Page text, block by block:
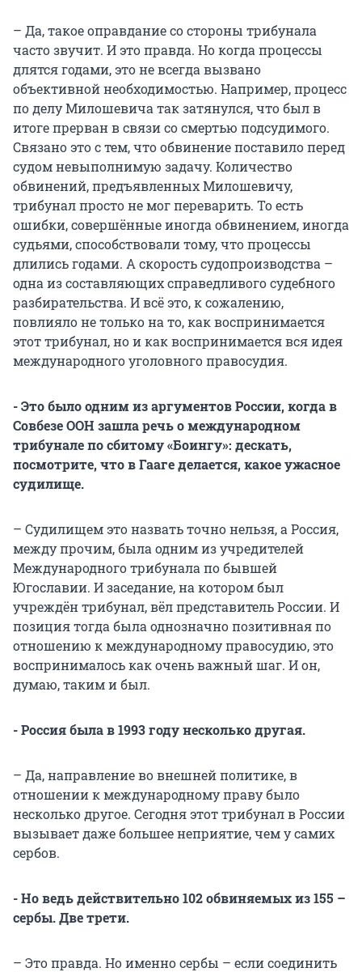
– Да, такое оправдание со стороны трибунала
часто звучит. И это правда. Но когда процессы
длятся годами, это не всегда вызвано
объективной необходимостью. Например, процесс
по делу Милошевича так затянулся, что был в
итоге прерван в связи со смертью подсудимого.
Связано это с тем, что обвинение поставило перед
судом невыполнимую задачу. Количество
обвинений, предъявленных Милошевичу,
трибунал просто не мог переварить. То есть
ошибки, совершённые иногда обвинением, иногда
судьями, способствовали тому, что процессы
длились годами. А скорость судопроизводства –
одна из составляющих справедливого судебного
разбирательства. И всё это, к сожалению,
повлияло не только на то, как воспринимается
этот трибунал, но и как воспринимается вся идея
международного уголовного правосудия.
- Это было одним из аргументов России, когда в
Совбезе ООН зашла речь о международном
трибунале по сбитому «Боингу»: дескать,
посмотрите, что в Гааге делается, какое ужасное
судилище.
– Судилищем это назвать точно нельзя, а Россия,
между прочим, была одним из учредителей
Международного трибунала по бывшей
Югославии. И заседание, на котором был
учреждён трибунал, вёл представитель России. И
позиция тогда была однозначно позитивная по
отношению к международному правосудию, это
воспринималось как очень важный шаг. И он,
думаю, таким и был.
- Россия была в 1993 году несколько другая.
– Да, направление во внешней политике, в
отношении к международному праву было
несколько другое. Сегодня этот трибунал в России
вызывает даже большее неприятие, чем у самих
сербов.
- Но ведь действительно 102 обвиняемых из 155 –
сербы. Две трети.
– Это правда. Но именно сербы – если соединить